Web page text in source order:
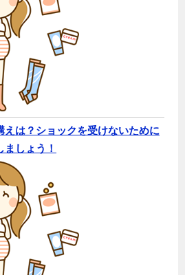
えは？ショックを受けないために
しょう！